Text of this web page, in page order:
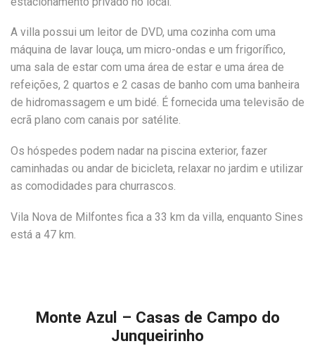
A villa possui um leitor de DVD, uma cozinha com uma
máquina de lavar louça, um micro-ondas e um frigorífico,
uma sala de estar com uma área de estar e uma área de
refeições, 2 quartos e 2 casas de banho com uma banheira
de hidromassagem e um bidé. É fornecida uma televisão de
ecrã plano com canais por satélite.
Os hóspedes podem nadar na piscina exterior, fazer
caminhadas ou andar de bicicleta, relaxar no jardim e utilizar
as comodidades para churrascos.
Vila Nova de Milfontes fica a 33 km da villa, enquanto Sines
está a 47 km.
Monte Azul – Casas de Campo do
Junqueirinho